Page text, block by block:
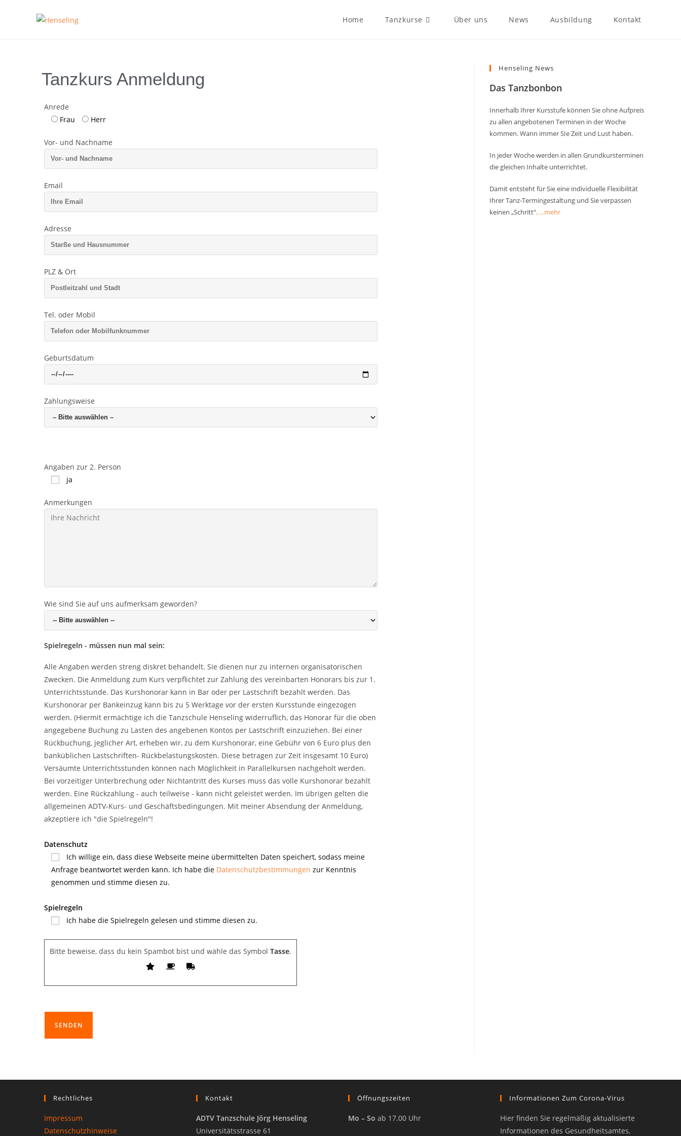
Home Tanzkurse Über uns News Ausbildung Kontakt
Tanzkurs Anmeldung
Anrede
Frau
Herr
Vor- und Nachname
Email
Adresse
PLZ & Ort
Tel. oder Mobil
Geburtsdatum
Zahlungsweise
Angaben zur 2. Person
ja
Anmerkungen
Wie sind Sie auf uns aufmerksam geworden?
Spielregeln - müssen nun mal sein:
Alle Angaben werden streng diskret behandelt. Sie dienen nur zu internen organisatorischen
Zwecken. Die Anmeldung zum Kurs verpflichtet zur Zahlung des vereinbarten Honorars bis zur 1.
Unterrichtsstunde. Das Kurshonorar kann in Bar oder per Lastschrift bezahlt werden. Das
Kurshonorar per Bankeinzug kann bis zu 5 Werktage vor der ersten Kursstunde eingezogen
werden. (Hiermit ermächtige ich die Tanzschule Henseling widerruflich, das Honorar für die oben
angegebene Buchung zu Lasten des angebenen Kontos per Lastschrift einzuziehen. Bei einer
Rückbuchung, jeglicher Art, erheben wir, zu dem Kurshonorar, eine Gebühr von 6 Euro plus den
banküblichen Lastschriften- Rückbelastungskosten. Diese betragen zur Zeit insgesamt 10 Euro)
Versäumte Unterrichtsstunden können nach Möglichkeit in Parallelkursen nachgeholt werden.
Bei vorzeitiger Unterbrechung oder Nichtantritt des Kurses muss das volle Kurshonorar bezahlt
werden. Eine Rückzahlung - auch teilweise - kann nicht geleistet werden. Im übrigen gelten die
allgemeinen ADTV-Kurs- und Geschäftsbedingungen. Mit meiner Absendung der Anmeldung,
akzeptiere ich "die Spielregeln"!
Datenschutz
Ich willige ein, dass diese Webseite meine übermittelten Daten speichert, sodass meine
Anfrage beantwortet werden kann. Ich habe die Datenschutzbestimmungen zur Kenntnis
genommen und stimme diesen zu.
Spielregeln
Ich habe die Spielregeln gelesen und stimme diesen zu.
Bitte beweise, dass du kein Spambot bist und wähle das Symbol Tasse.
Henseling News
Das Tanzbonbon
Innerhalb Ihrer Kursstufe können Sie ohne Aufpreis
zu allen angebotenen Terminen in der Woche
kommen. Wann immer SIe Zeit und Lust haben.
In jeder Woche werden in allen Grundkursterminen
die gleichen Inhalte unterrichtet.
Damit entsteht für Sie eine individuelle Flexibilität
Ihrer Tanz-Termingestaltung und Sie verpassen
keinen „Schritt“. …mehr
Rechtliches
Impressum
Datenschutzhinweise
Kontakt
ADTV Tanzschule Jörg Henseling
Universitätsstrasse 61
Öffnungszeiten
Mo – So ab 17.00 Uhr
Informationen Zum Corona-Virus
Hier finden Sie regelmäßig aktualisierte
Informationen des Gesundheitsamtes,